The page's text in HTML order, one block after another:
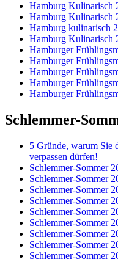
Hamburg Kulinarisch
Hamburg Kulinarisch
Hamburg kulinarisch
Hamburg Kulinarisch
Hamburger
Hamburger
Hamburger
Hamburger
Hamburger
Schlemmer-
5 Gründe, warum Sie
verpassen dürfen!
Schlemmer-Sommer
Schlemmer-Sommer
Schlemmer-Sommer
Schlemmer-Sommer
Schlemmer-Sommer
Schlemmer-Sommer
Schlemmer-Sommer
Schlemmer-Sommer
Schlemmer-Sommer